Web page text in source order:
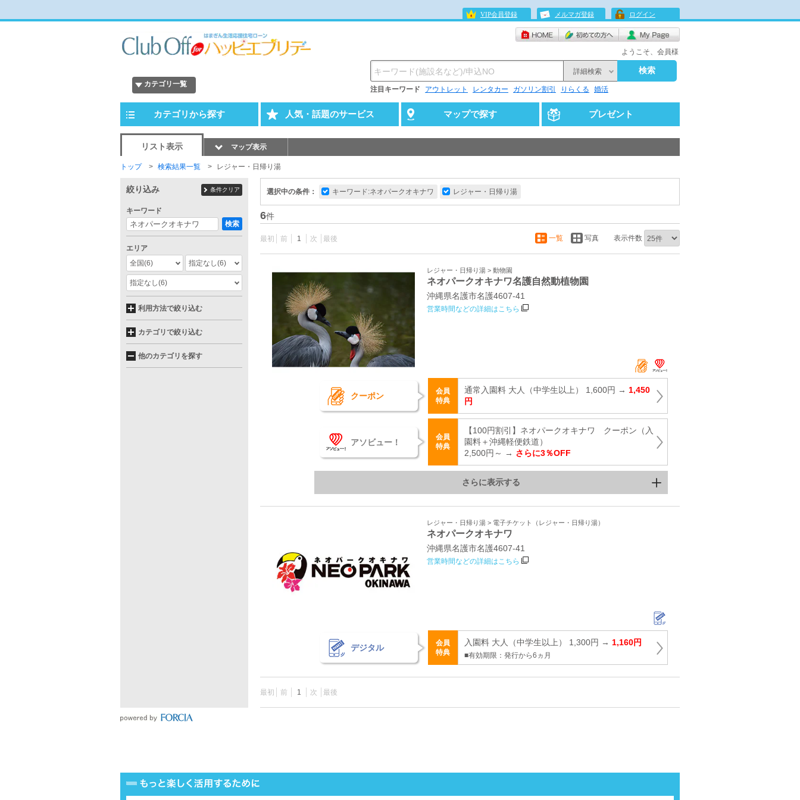
VIP会員登録 メルマガ登録 ログイン
ようこそ、会員様
カテゴリ一覧
詳細検索 検索
注目キーワード アウトレット レンタカー ガソリン割引 りらくる 婚活
カテゴリから探す 人気・話題のサービス マップで探す プレゼント
リスト表示 マップ表示
トップ 検索結果一覧 レジャー・日帰り湯
選択中の条件： キーワード:ネオパークオキナワ レジャー・日帰り湯
6件
最初 前 1 次 最後 一覧 写真 表示件数
レジャー・日帰り湯 > 動物園
ネオパークオキナワ名護自然動植物園
沖縄県名護市名護4607‐41
営業時間などの詳細はこちら
クーポン
会員
特典
通常入園料 大人（中学生以上） 1,600円 → 1,450
円
アソビュー！
会員
特典
【100円割引】ネオパークオキナワ クーポン（入
園料＋沖縄軽便鉄道）
2,500円～ → さらに3％OFF
さらに表示する
レジャー・日帰り湯 > 電子チケット（レジャー・日帰り湯）
ネオパークオキナワ
沖縄県名護市名護4607‐41
営業時間などの詳細はこちら
デジタル
会員
特典
入園料 大人（中学生以上） 1,300円 → 1,160円
■有効期限：発行から6ヵ月
最初 前 1 次 最後
絞り込み 条件クリア
キーワード
検索
エリア
全国(6) 指定なし(6)
指定なし(6)
利用方法で絞り込む
カテゴリで絞り込む
他のカテゴリを探す